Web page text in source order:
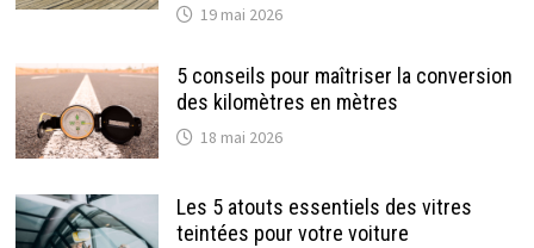
19 mai 2026
5 conseils pour maîtriser la conversion
des kilomètres en mètres
18 mai 2026
Les 5 atouts essentiels des vitres
teintées pour votre voiture